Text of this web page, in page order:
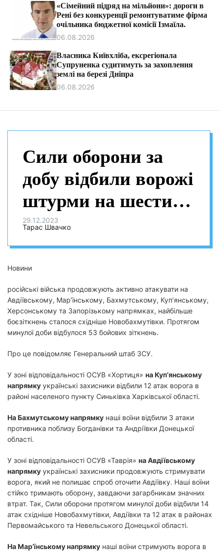
«Сімейний підряд на мільйони»: дороги в
Рені без конкуренції ремонтуватиме фірма
очільника бюджетної комісії Ізмаїла.
06.08.2026
Власника Київхліба, ексрегіонала
Супруненка судитимуть за захоплення
землі на березі Дніпра
06.08.2026
Сили оборони за
добу відбили ворожі
штурми на шести
напрямках, поблизу
Авдіївки росіяни
атакували 26 разів
29.12.2023
Тарас Швачко
Новини
російські війська продовжують активно атакувати на
Авдіївському, Мар’їнському, Бахмутському, Куп’янському,
Херсонському та Запорізькому напрямках, найбільше
боєзіткнень сталося східніше Новобахмутівки. Протягом
минулої доби відбулося 53 бойових зіткнень.
Про це повідомляє Генеральний штаб ЗСУ.
У зоні відповідальності ОСУВ «Хортиця» на Куп’янському
напрямку українські захисники відбили 12 атак ворога в
районі населеного пункту Синьківка Харківської області.
На Бахмутському напрямку наші воїни відбили 3 атаки
противника поблизу Богданівки та Андріївки Донецької
області.
У зоні відповідальності ОСУВ «Таврія» на Авдіївському
напрямку українські захисники продовжують стримувати
ворога, який не полишає спроб оточити Авдіївку. Наші воїни
стійко тримають оборону, завдаючи загарбникам значних
втрат. Так, Сили оборони протягом минулої доби відбили 14
атак східніше Новобахмутівки, Авдіївки та 12 атак в районах
Первомайського та Невельського Донецької області.
На Мар’їнському напрямку наші воїни стримують ворога в